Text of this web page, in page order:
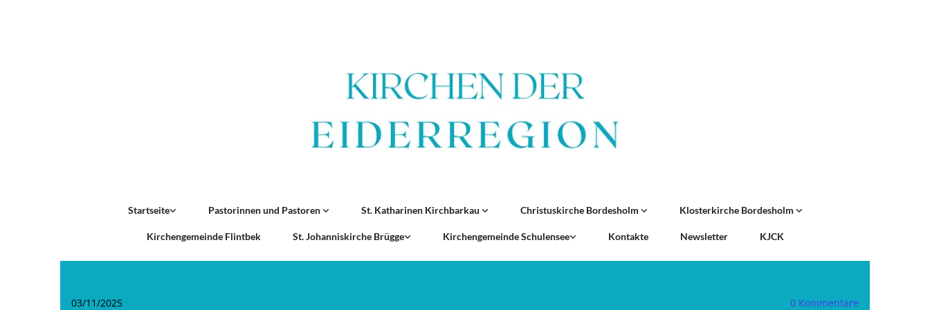
Startseite Pastorinnen und Pastoren St. Katharinen Kirchbarkau Christuskirche Bordesholm Klosterkirche Bordesholm
Kirchengemeinde Flintbek St. Johanniskirche Brügge Kirchengemeinde Schulensee Kontakte Newsletter KJCK
03/11/2025 0 Kommentare